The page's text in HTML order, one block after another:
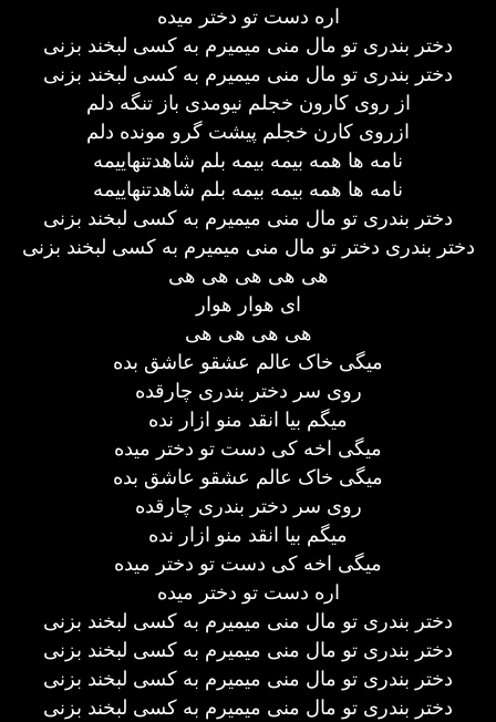
اره دست تو دختر میده
دختر بندری تو مال منی میمیرم به کسی لبخند بزنی
دختر بندری تو مال منی میمیرم به کسی لبخند بزنی
از روی کارون خجلم نیومدی باز تنگه دلم
ازروی کارن خجلم پیشت گرو مونده دلم
نامه ها همه بیمه بیمه بلم شاهدتنهاییمه
نامه ها همه بیمه بیمه بلم شاهدتنهاییمه
دختر بندری تو مال منی میمیرم به کسی لبخند بزنی
دختر بندری دختر تو مال منی میمیرم به کسی لبخند بزنی
هی هی هی هی هی
ای هوار هوار
هی هی هی هی
میگی خاک عالم عشقو عاشق بده
روی سر دختر بندری چارقده
میگم بیا انقد منو ازار نده
میگی اخه کی دست تو دختر میده
میگی خاک عالم عشقو عاشق بده
روی سر دختر بندری چارقده
میگم بیا انقد منو ازار نده
میگی اخه کی دست تو دختر میده
اره دست تو دختر میده
دختر بندری تو مال منی میمیرم به کسی لبخند بزنی
دختر بندری تو مال منی میمیرم به کسی لبخند بزنی
دختر بندری تو مال منی میمیرم به کسی لبخند بزنی
دختر بندری تو مال منی میمیرم به کسی لبخند بزنی